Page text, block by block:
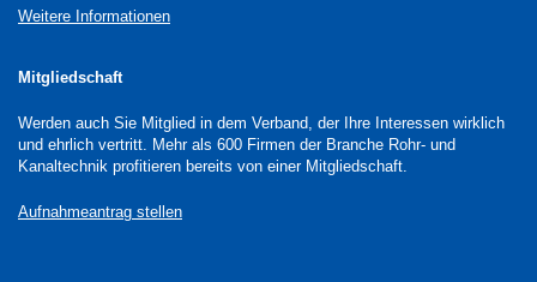
Weitere Informationen
Mitgliedschaft
Werden auch Sie Mitglied in dem Verband, der Ihre Interessen wirklich
und ehrlich vertritt. Mehr als 600 Firmen der Branche Rohr- und
Kanaltechnik profitieren bereits von einer Mitgliedschaft.
Aufnahmeantrag stellen